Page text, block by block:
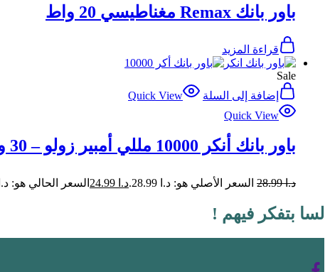
باور بانك Remax مغناطيسي 20 واط
قراءة المزيد
Sale
إضافة إلى السلة
Quick View
Quick View
باور بانك أنكر 10000 مللي أمبير زولو – 30 واط أسود
د.ا28.99 السعر الأصلي هو: د.ا 28.99. د.ا السعر الحالي هو: د.ا 24.99.
لسا بتفكر فيهم !